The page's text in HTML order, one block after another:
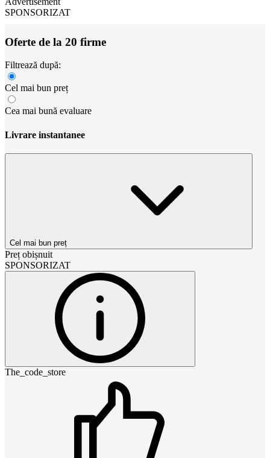
SPONSORIZAT
Oferte de la 20 firme
Filtrează după:
Cel mai bun preț
Cea mai bună evaluare
Livrare instantanee
Cel mai bun preț
Preț obișnuit
SPONSORIZAT
The_code_store